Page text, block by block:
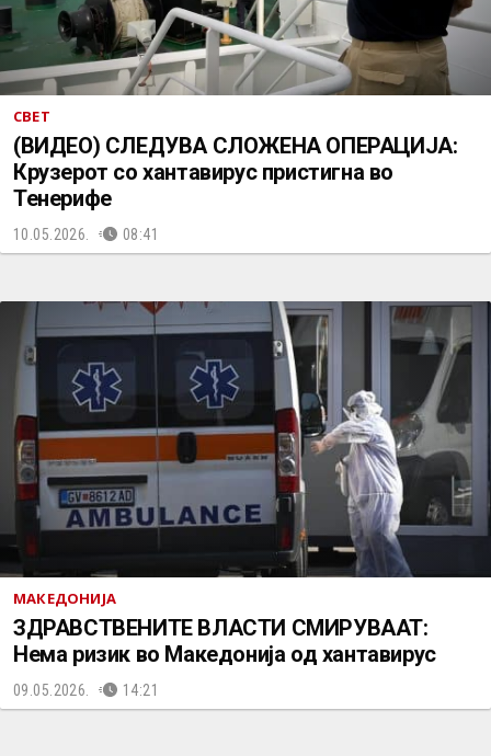
СВЕТ
(ВИДЕО) СЛЕДУВА СЛОЖЕНА ОПЕРАЦИЈА:
Крузерот со хантавирус пристигна во
Тенерифе
10.05.2026. 08:41
МАКЕДОНИЈА
ЗДРАВСТВЕНИТЕ ВЛАСТИ СМИРУВААТ:
Нема ризик во Македонија од хантавирус
09.05.2026. 14:21